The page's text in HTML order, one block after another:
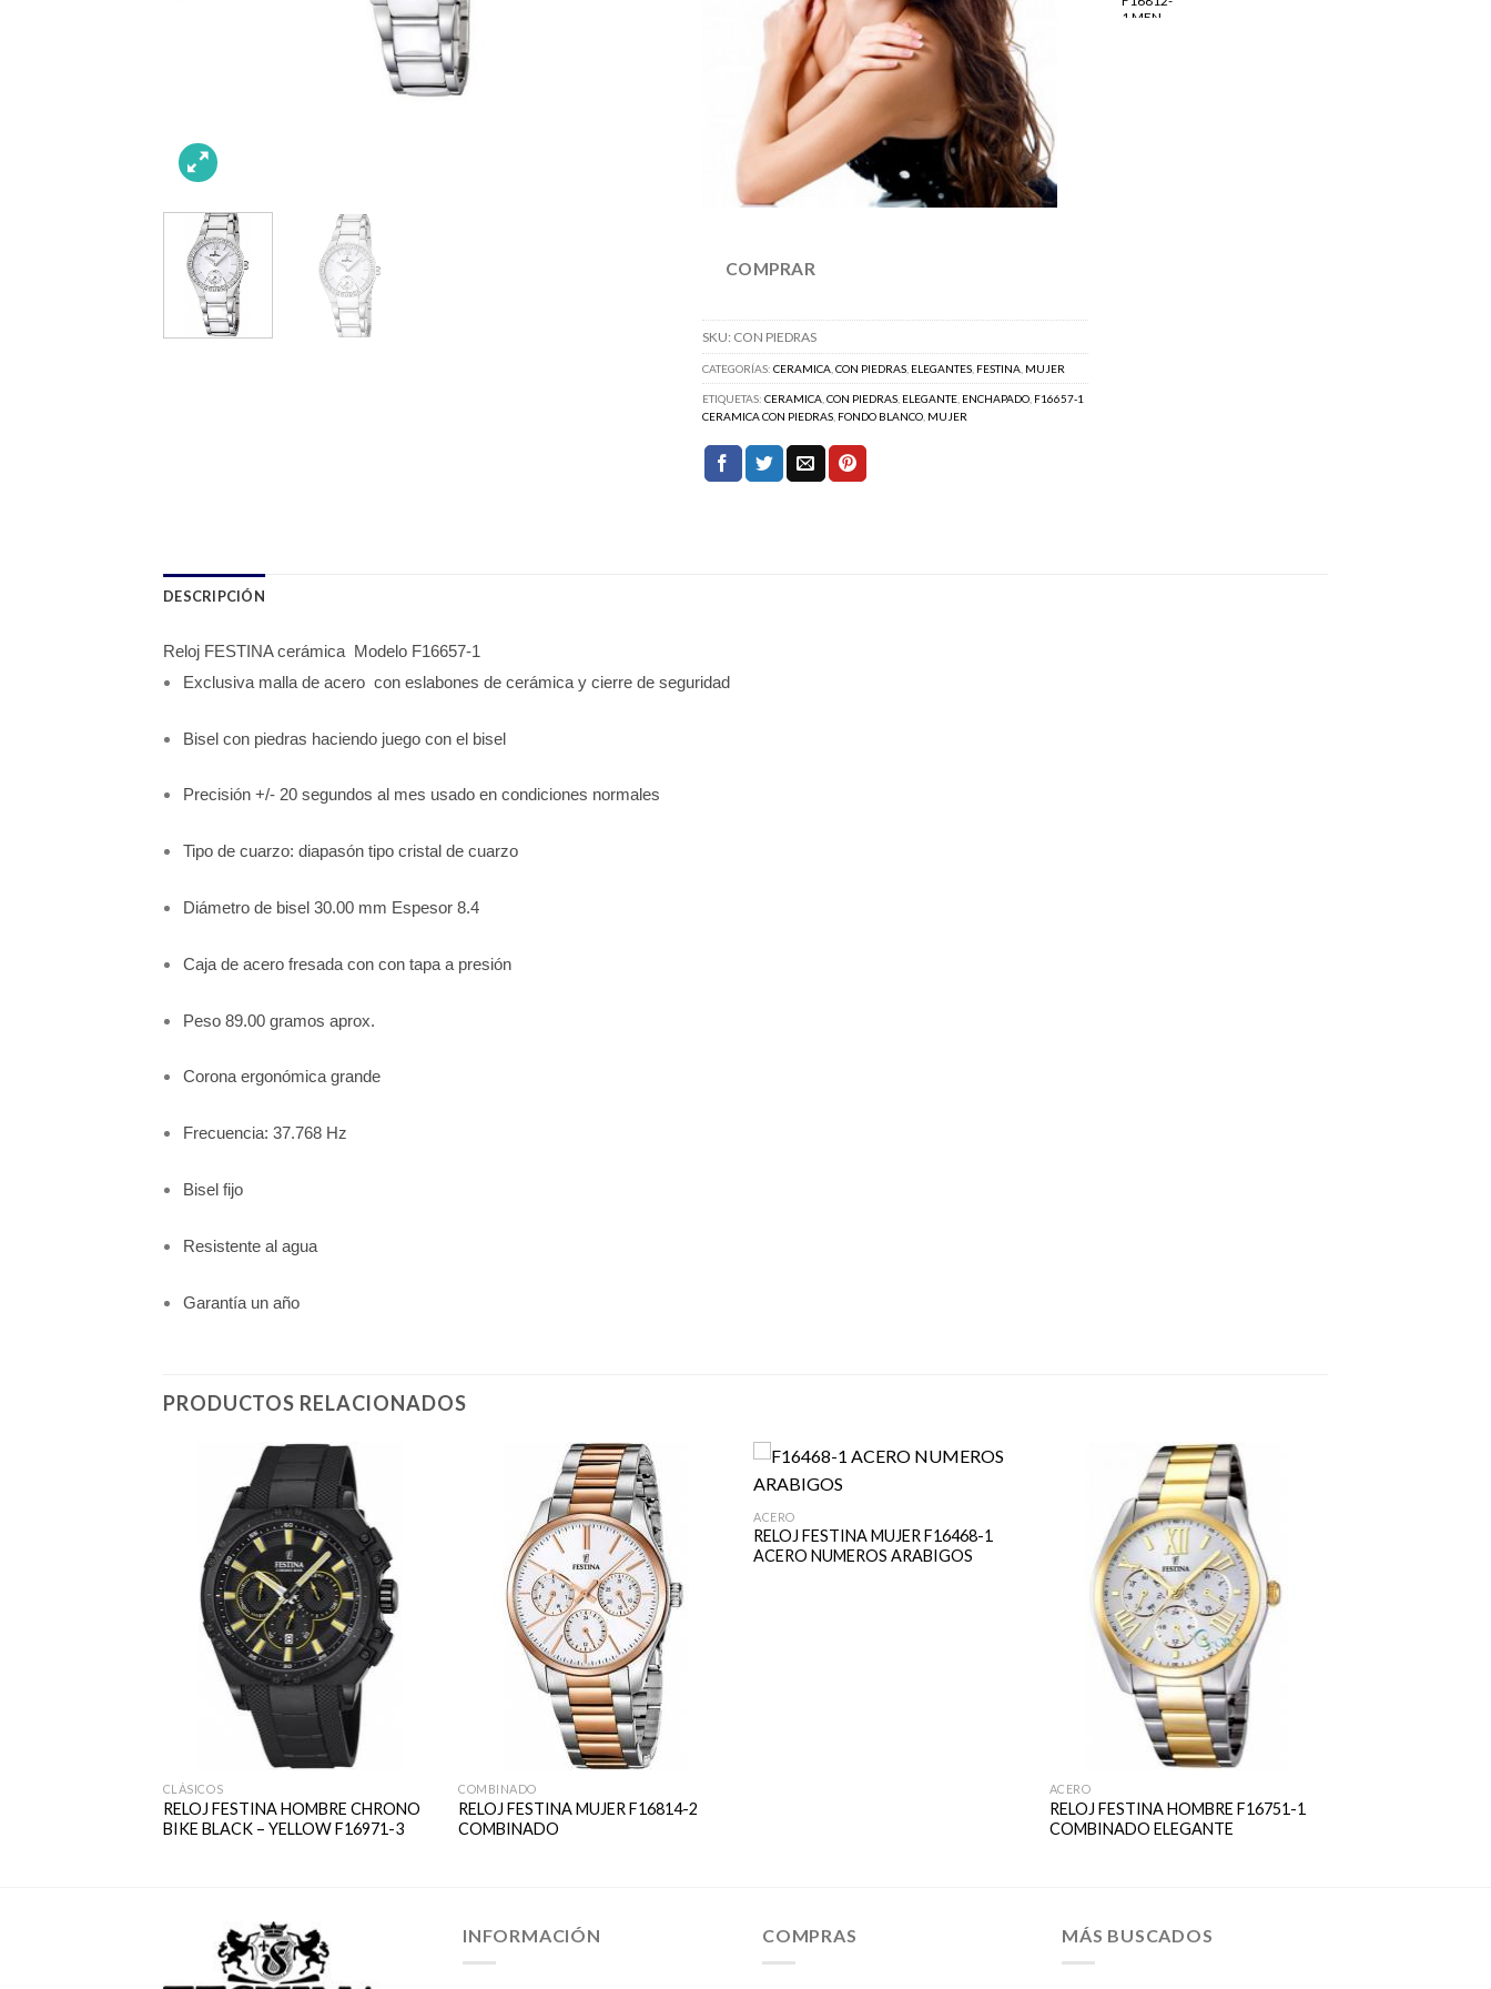
COMPRAR
SKU: CON PIEDRAS
CATEGORÍAS: CERAMICA CON PIEDRAS ELEGANTES FESTINA MUJER
ETIQUETAS: CERAMICA CON PIEDRAS ELEGANTE ENCHAPADO F16657-1
CERAMICA CON PIEDRAS FONDO BLANCO MUJER
DESCRIPCIÓN
Reloj FESTINA cerámica Modelo F16657-1
Exclusiva malla de acero con eslabones de cerámica y cierre de seguridad
Bisel con piedras haciendo juego con el bisel
Precisión +/- 20 segundos al mes usado en condiciones normales
Tipo de cuarzo: diapasón tipo cristal de cuarzo
Diámetro de bisel 30.00 mm Espesor 8.4
Caja de acero fresada con con tapa a presión
Peso 89.00 gramos aprox.
Corona ergonómica grande
Frecuencia: 37.768 Hz
Bisel fijo
Resistente al agua
Garantía un año
PRODUCTOS RELACIONADOS
CLÁSICOS
RELOJ FESTINA HOMBRE CHRONO
BIKE BLACK – YELLOW F16971-3
COMBINADO
RELOJ FESTINA MUJER F16814-2
COMBINADO
ACERO
RELOJ FESTINA MUJER F16468-1
ACERO NUMEROS ARABIGOS
ACERO
RELOJ FESTINA HOMBRE F16751-1
COMBINADO ELEGANTE
INFORMACIÓN COMPRAS MÁS BUSCADOS